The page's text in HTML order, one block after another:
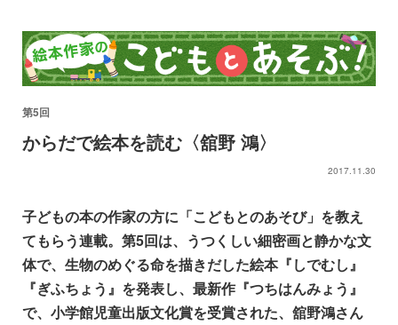
第5回
からだで絵本を読む〈舘野 鴻〉
2017.11.30
子どもの本の作家の方に「こどもとのあそび」を教え
てもらう連載。第5回は、うつくしい細密画と静かな文
体で、生物のめぐる命を描きだした絵本『しでむし』
『ぎふちょう』を発表し、最新作『つちはんみょう』
で、小学館児童出版文化賞を受賞された、舘野鴻さん